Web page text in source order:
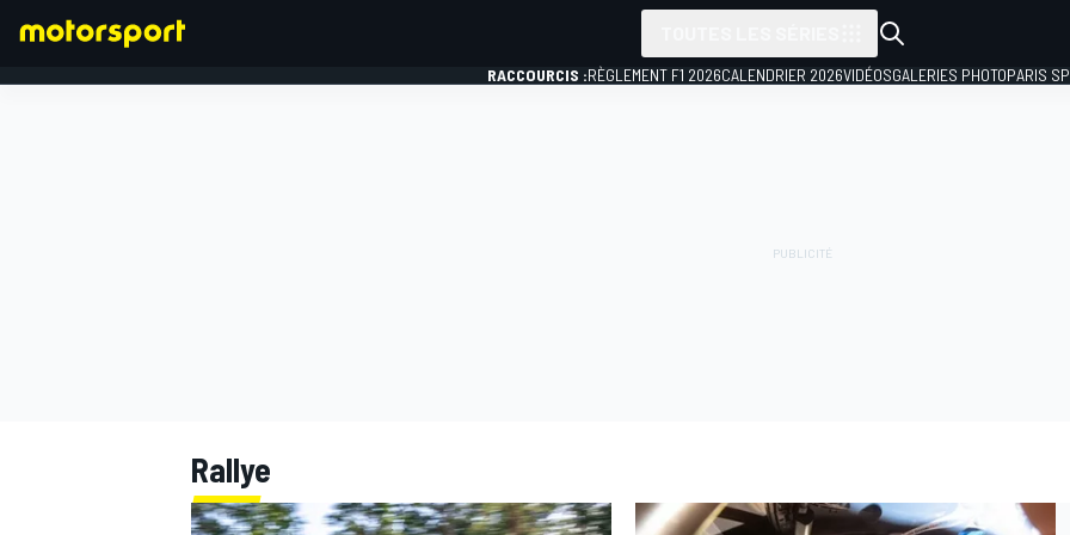
RACCOURCIS :RÈGLEMENT F1 2026CALENDRIER 2026VIDÉOSGALERIES PHOTOPARIS
Rallye